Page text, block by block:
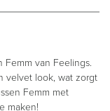
Femm van Feelings.
velvet look, wat zorgt
Femm met
maken!